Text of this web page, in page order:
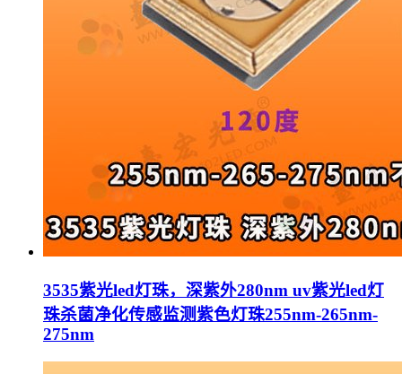
3535紫光led灯珠，深紫外280nm uv紫光led灯
珠杀菌净化传感监测紫色灯珠255nm-265nm-
275nm